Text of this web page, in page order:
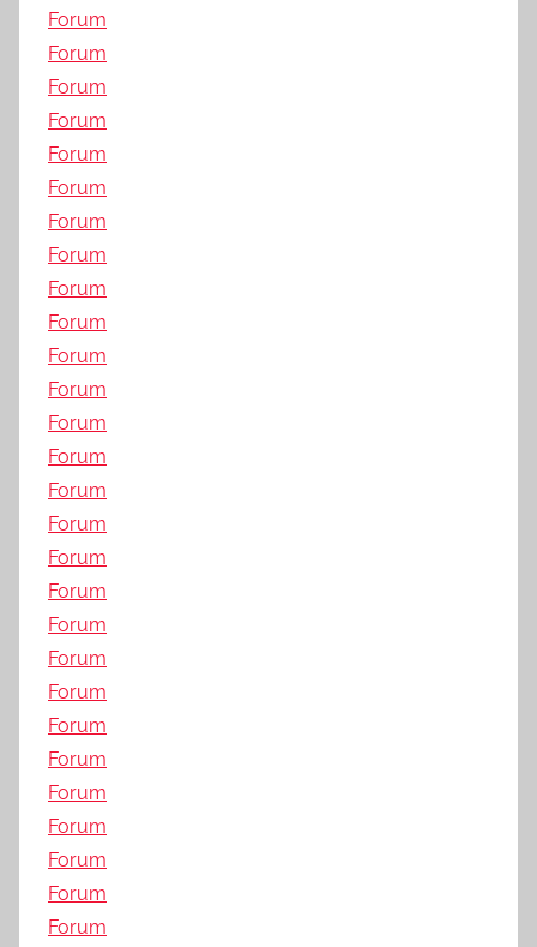
Forum
Forum
Forum
Forum
Forum
Forum
Forum
Forum
Forum
Forum
Forum
Forum
Forum
Forum
Forum
Forum
Forum
Forum
Forum
Forum
Forum
Forum
Forum
Forum
Forum
Forum
Forum
Forum